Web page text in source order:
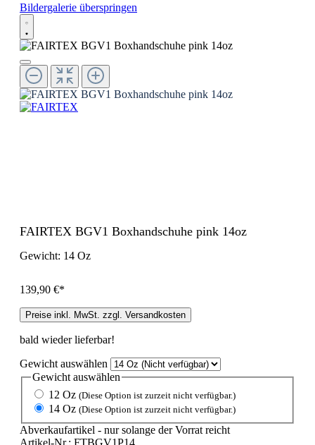
Bildergalerie überspringen
FAIRTEX BGV1 Boxhandschuhe pink 14oz
Gewicht: 14 Oz
139,90 €*
Preise inkl. MwSt. zzgl. Versandkosten
bald wieder lieferbar!
Gewicht auswählen
Gewicht auswählen
12 Oz (Diese Option ist zurzeit nicht verfügbar.)
14 Oz (Diese Option ist zurzeit nicht verfügbar.)
Abverkaufartikel - nur solange der Vorrat reicht